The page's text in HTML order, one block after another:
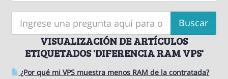
VISUALIZACIÓN DE ARTÍCULOS
ETIQUETADOS 'DIFERENCIA RAM VPS'
¿Por qué mi VPS muestra menos RAM de la contratada?